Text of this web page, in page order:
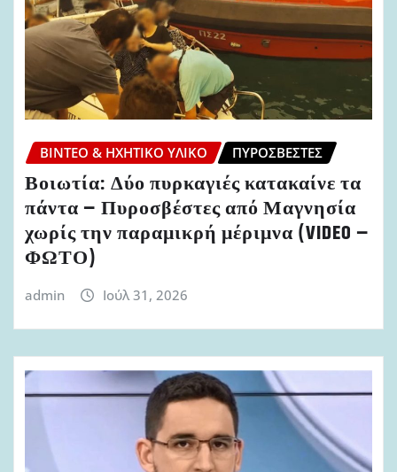
ΒΊΝΤΕΟ & ΗΧΗΤΙΚΌ ΥΛΙΚΌ ΠΥΡΟΣΒΈΣΤΕΣ
Βοιωτία: Δύο πυρκαγιές κατακαίνε τα
πάντα – Πυροσβέστες από Μαγνησία
χωρίς την παραμικρή μέριμνα (VIDEO –
ΦΩΤΟ)
admin Ιούλ 31, 2026